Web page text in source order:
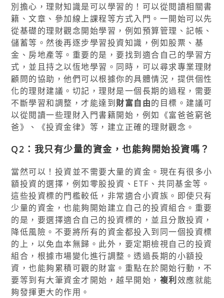
別擔心，理財知識是可以學習的！可以從閱讀相關書
籍、文章、參加線上課程等方式入門。一開始可以先
從基礎的理財觀念開始學習，例如預算管理、記帳、
儲蓄等。然後再逐步學習投資知識，例如股票、基
金、房地產等。重要的是，要找到適合自己的學習方
式，並且持之以恆地學習。同時，可以尋求專業理財
顧問的協助，他們可以根據你的具體情況，提供個性
化的理財建議。切記，理財是一個長期的過程，需要
不斷學習和調整，才能達到財富自由的目標。建議可
以從閱讀一些理財入門書籍開始，例如《富爸爸窮爸
爸》、《投資金律》等，建立正確的理財觀念。
Q2：我只有少量的資金，也能夠開始投資嗎？
當然可以！投資並不需要大量的資金。現在有很多小
額投資的選擇，例如零股投資、ETF、共同基金等。
這些投資標的門檻較低，非常適合小資族。即使只有
少量的資金，也能夠開始建立自己的投資組合。重要
的是，要選擇適合自己的投資標的，並且分散投資，
降低風險。不要將所有的資金都投入到同一個投資標
的上，以免血本無歸。此外，要定期檢視自己的投資
組合，根據市場變化進行調整。透過長期的小額投
資，也能夠累積可觀的財富。重點在於開始行動，不
要等到有大筆資金才開始，越早開始， 複利 效應就能
夠發揮更大的作用。